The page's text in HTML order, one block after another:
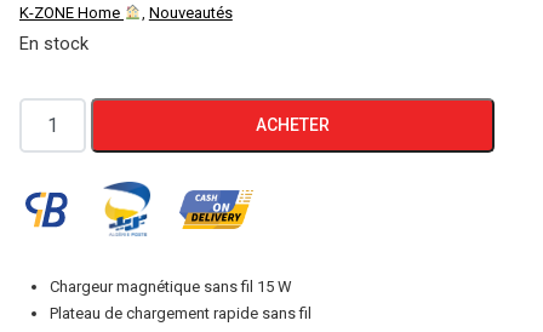
K-ZONE Home
, Nouveautés
En stock
quantité
de
sans
rapide
magnétique
ACHETER
Chargeur magnétique sans fil 15 W
Plateau de chargement rapide sans fil